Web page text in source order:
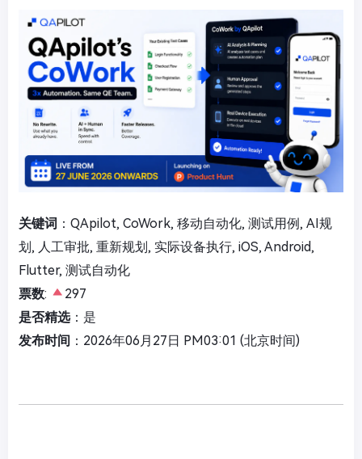
关键词 ：QApilot, CoWork, 移动自动化, 测试用例, AI规
划, 人工审批, 重新规划, 实际设备执行, iOS, Android,
Flutter, 测试自动化
票数:
297
是否精选：是
发布时间 ：2026年06月27日 PM03:01 (北京时间)